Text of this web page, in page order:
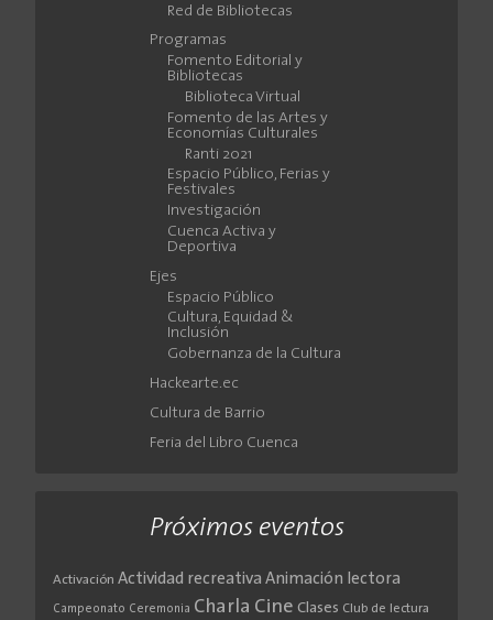
Red de Bibliotecas
Programas
Fomento Editorial y
Bibliotecas
Biblioteca Virtual
Fomento de las Artes y
Economías Culturales
Ranti 2021
Espacio Público, Ferias y
Festivales
Investigación
Cuenca Activa y
Deportiva
Ejes
Espacio Público
Cultura, Equidad &
Inclusión
Gobernanza de la Cultura
Hackearte.ec
Cultura de Barrio
Feria del Libro Cuenca
Próximos eventos
Activación Actividad recreativa Animación lectora
Campeonato Ceremonia Charla Cine Clases Club de lectura